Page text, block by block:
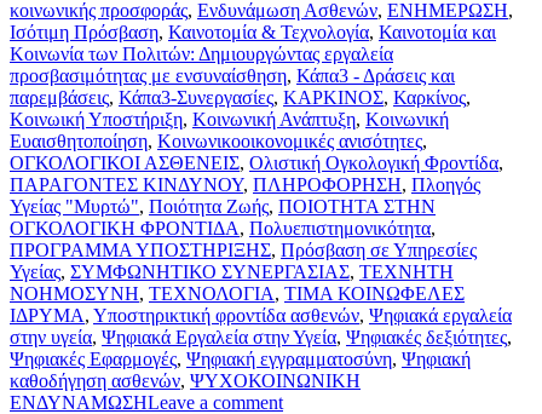
κοινωνικής προσφοράς, Ενδυνάμωση Ασθενών, ΕΝΗΜΕΡΩΣΗ,
Ισότιμη Πρόσβαση, Καινοτομία & Τεχνολογία, Καινοτομία και
Κοινωνία των Πολιτών: Δημιουργώντας εργαλεία
προσβασιμότητας με ενσυναίσθηση, Κάπα3 - Δράσεις και
παρεμβάσεις, Κάπα3-Συνεργασίες, ΚΑΡΚΙΝΟΣ, Καρκίνος,
Κοινωική Υποστήριξη, Κοινωνική Ανάπτυξη, Κοινωνική
Ευαισθητοποίηση, Κοινωνικοοικονομικές ανισότητες,
ΟΓΚΟΛΟΓΙΚΟΙ ΑΣΘΕΝΕΙΣ, Ολιστική Ογκολογική Φροντίδα,
ΠΑΡΑΓΟΝΤΕΣ ΚΙΝΔΥΝΟΥ, ΠΛΗΡΟΦΟΡΗΣΗ, Πλοηγός
Υγείας "Μυρτώ", Ποιότητα Ζωής, ΠΟΙΟΤΗΤΑ ΣΤΗΝ
ΟΓΚΟΛΟΓΙΚΗ ΦΡΟΝΤΙΔΑ, Πολυεπιστημονικότητα,
ΠΡΟΓΡΑΜΜΑ ΥΠΟΣΤΗΡΙΞΗΣ, Πρόσβαση σε Υπηρεσίες
Υγείας, ΣΥΜΦΩΝΗΤΙΚΟ ΣΥΝΕΡΓΑΣΙΑΣ, ΤΕΧΝΗΤΗ
ΝΟΗΜΟΣΥΝΗ, ΤΕΧΝΟΛΟΓΙΑ, ΤΙΜΑ ΚΟΙΝΩΦΕΛΕΣ
ΙΔΡΥΜΑ, Υποστηρικτική φροντίδα ασθενών, Ψηφιακά εργαλεία
στην υγεία, Ψηφιακά Εργαλεία στην Υγεία, Ψηφιακές δεξιότητες,
Ψηφιακές Εφαρμογές, Ψηφιακή εγγραμματοσύνη, Ψηφιακή
καθοδήγηση ασθενών, ΨΥΧΟΚΟΙΝΩΝΙΚΗ
ΕΝΔΥΝΑΜΩΣΗLeave a comment